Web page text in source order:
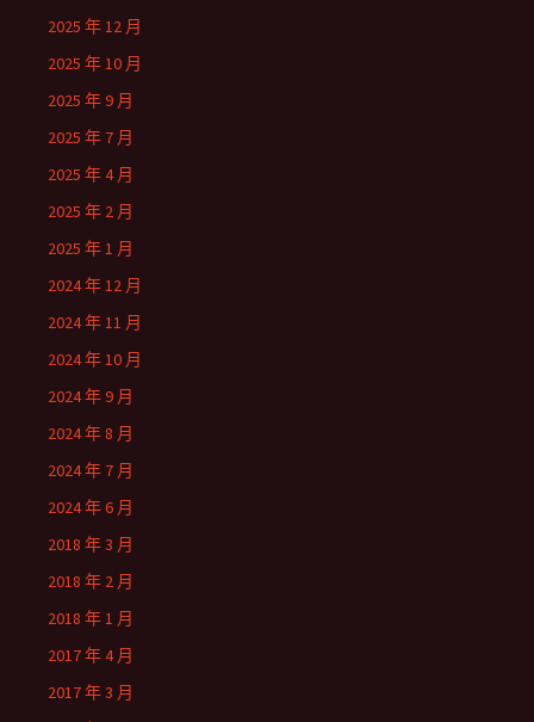
2025 年 12 月
2025 年 10 月
2025 年 9 月
2025 年 7 月
2025 年 4 月
2025 年 2 月
2025 年 1 月
2024 年 12 月
2024 年 11 月
2024 年 10 月
2024 年 9 月
2024 年 8 月
2024 年 7 月
2024 年 6 月
2018 年 3 月
2018 年 2 月
2018 年 1 月
2017 年 4 月
2017 年 3 月